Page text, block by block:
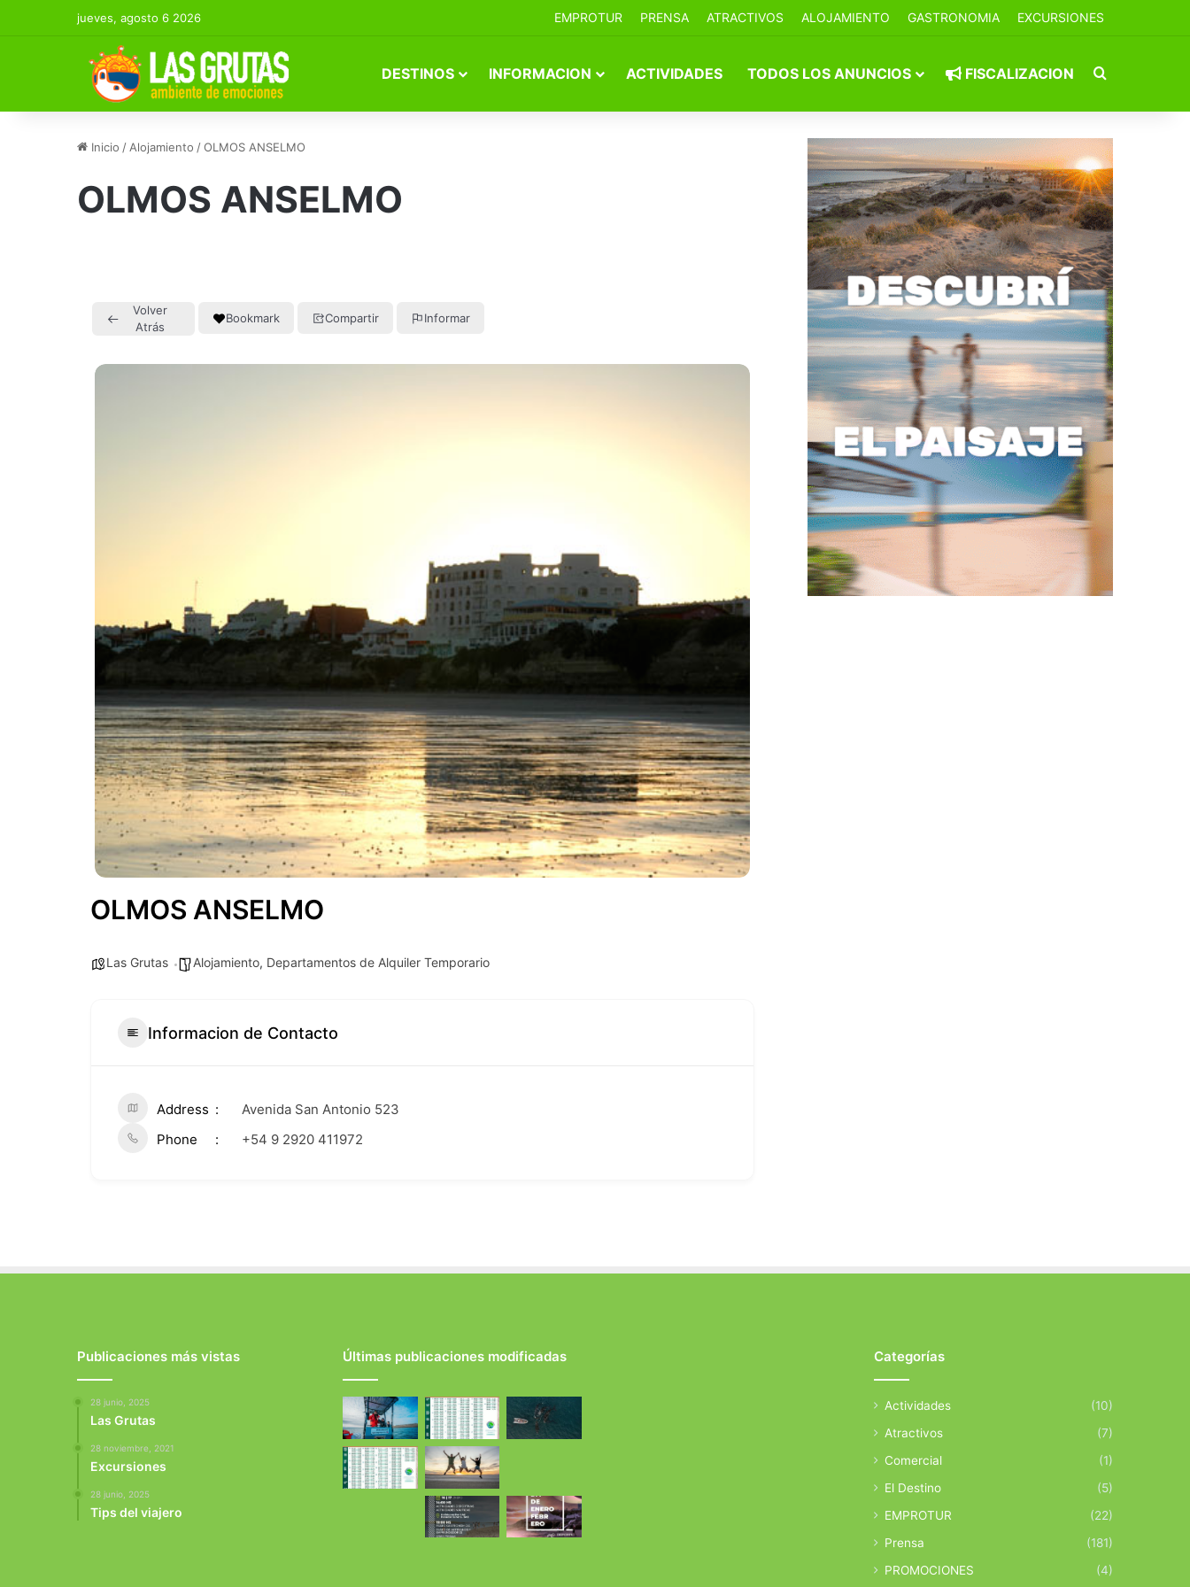
jueves, agosto 6 2026 EMPROTUR PRENSA ATRACTIVOS ALOJAMIENTO GASTRONOMIA EXCURSIONES
DESTINOS INFORMACION ACTIVIDADES TODOS LOS ANUNCIOS FISCALIZACION Buscar por
Inicio / Alojamiento /OLMOS ANSELMO
OLMOS ANSELMO
Volver
Atrás
Bookmark Compartir Informar
OLMOS ANSELMO
Las Grutas Alojamiento, Departamentos de Alquiler Temporario
Informacion de Contacto
Address
Avenida San Antonio 523
Phone
+54 9 2920 411972
Publicaciones más vistas
28 junio, 2025
Las Grutas
28 noviembre, 2021
Excursiones
28 junio, 2025
Tips del viajero
Últimas publicaciones modificadas Categorías
Actividades
(10)
Atractivos
(7)
Comercial
(1)
El Destino
(5)
EMPROTUR
(22)
Prensa
(181)
PROMOCIONES
(4)